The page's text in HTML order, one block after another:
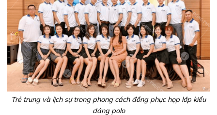
Trẻ trung và lịch sự trong phong cách đồng phục họp lớp kiểu
dáng polo